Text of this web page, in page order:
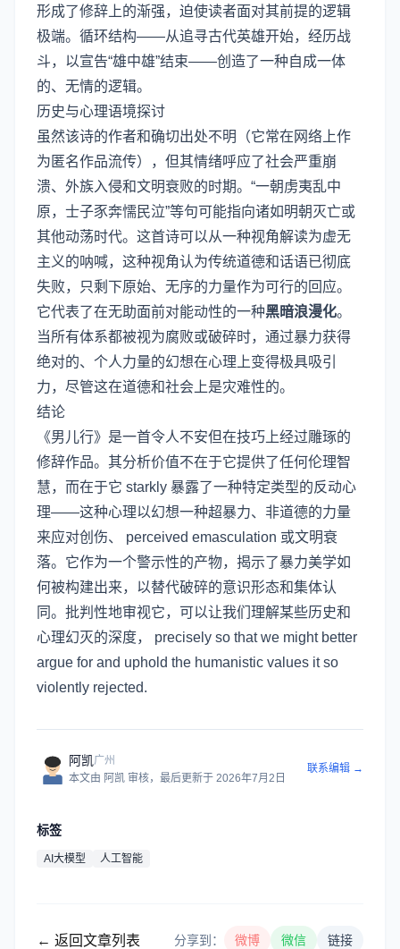
形成了修辞上的渐强，迫使读者面对其前提的逻辑
极端。循环结构——从追寻古代英雄开始，经历战
斗，以宣告“雄中雄”结束——创造了一种自成一体
的、无情的逻辑。
历史与心理语境探讨
虽然该诗的作者和确切出处不明（它常在网络上作
为匿名作品流传），但其情绪呼应了社会严重崩
溃、外族入侵和文明衰败的时期。“一朝虏夷乱中
原，士子豕奔懦民泣”等句可能指向诸如明朝灭亡或
其他动荡时代。这首诗可以从一种视角解读为虚无
主义的呐喊，这种视角认为传统道德和话语已彻底
失败，只剩下原始、无序的力量作为可行的回应。
它代表了在无助面前对能动性的一种黑暗浪漫化。
当所有体系都被视为腐败或破碎时，通过暴力获得
绝对的、个人力量的幻想在心理上变得极具吸引
力，尽管这在道德和社会上是灾难性的。
结论
《男儿行》是一首令人不安但在技巧上经过雕琢的
修辞作品。其分析价值不在于它提供了任何伦理智
慧，而在于它 starkly 暴露了一种特定类型的反动心
理——这种心理以幻想一种超暴力、非道德的力量
来应对创伤、 perceived emasculation 或文明衰
落。它作为一个警示性的产物，揭示了暴力美学如
何被构建出来，以替代破碎的意识形态和集体认
同。批判性地审视它，可以让我们理解某些历史和
心理幻灭的深度， precisely so that we might better
argue for and uphold the humanistic values it so
violently rejected.
阿凯 广州
本文由 阿凯 审核，最后更新于 2026年7月2日
联系编辑 →
标签
AI大模型 人工智能
← 返回文章列表 分享到： 微博 微信 链接